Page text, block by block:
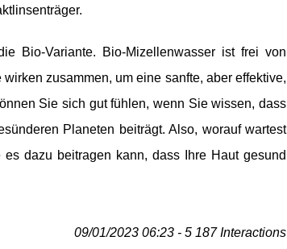
Bio-Variante. Bio-Mizellenwasser ist frei von
zusammen, um eine sanfte, aber effektive,
Sie sich gut fühlen, wenn Sie wissen, dass
Planeten beiträgt. Also, worauf wartest
dazu beitragen kann, dass Ihre Haut gesund
09/01/2023 06:23 - 5 187 Interactions